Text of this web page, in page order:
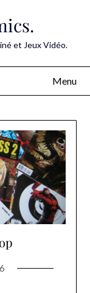
et Jeux Vidéo.
Menu